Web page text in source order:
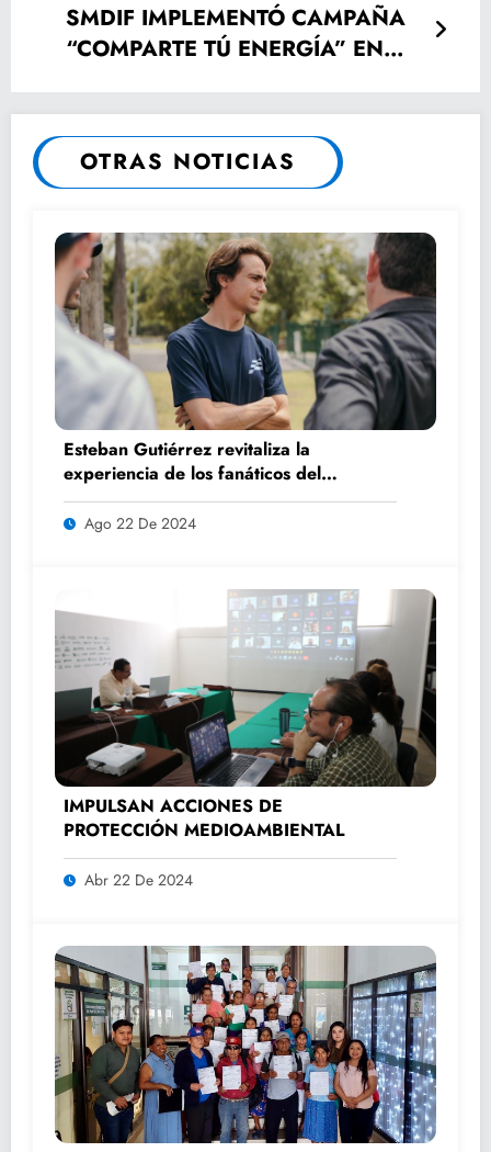
SMDIF IMPLEMENTÓ CAMPAÑA
“COMPARTE TÚ ENERGÍA” EN
OTRAS NOTICIAS
Esteban Gutiérrez revitaliza la
experiencia de los fanáticos del
automovilismo con DRIVER 1
Ago 22 De 2024
IMPULSAN ACCIONES DE
PROTECCIÓN MEDIOAMBIENTAL
Abr 22 De 2024